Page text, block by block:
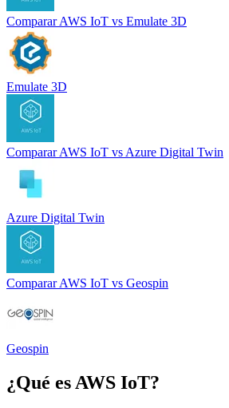
Comparar AWS IoT vs Emulate 3D
Emulate 3D
Comparar AWS IoT vs Azure Digital Twin
Azure Digital Twin
Comparar AWS IoT vs Geospin
Geospin
¿Qué es AWS IoT?